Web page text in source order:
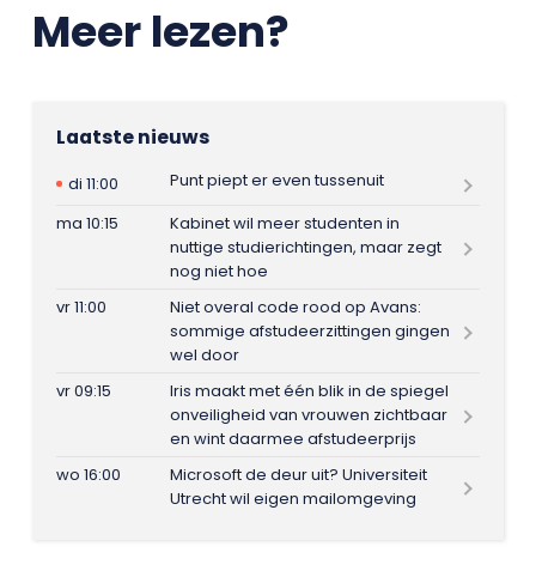
Meer lezen?
Laatste nieuws
di 11:00
Punt piept er even tussenuit
ma 10:15
Kabinet wil meer studenten in
nuttige studierichtingen, maar zegt
nog niet hoe
vr 11:00
Niet overal code rood op Avans:
sommige afstudeerzittingen gingen
wel door
vr 09:15
Iris maakt met één blik in de spiegel
onveiligheid van vrouwen zichtbaar
en wint daarmee afstudeerprijs
wo 16:00
Microsoft de deur uit? Universiteit
Utrecht wil eigen mailomgeving